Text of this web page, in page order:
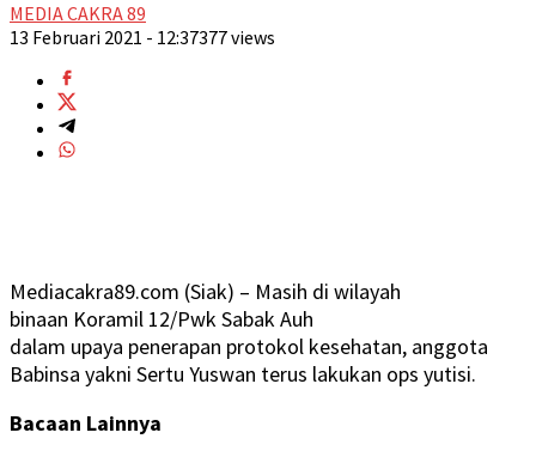
MEDIA CAKRA 89
13 Februari 2021 - 12:37377 views
Mediacakra89.com (Siak) – Masih di wilayah
binaan Koramil 12/Pwk Sabak Auh
dalam upaya penerapan protokol kesehatan, anggota
Babinsa yakni Sertu Yuswan terus lakukan ops yutisi.
Bacaan Lainnya